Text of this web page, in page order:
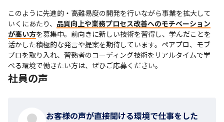
このように先進的・高難易度の開発を行いながら事業を拡大して
いくにあたり、 品質向上や業務プロセス改善へのモチベーション
が高い方を募集中。前向きに新しい技術を習得し、学んだことを
活かした積極的な発言や提案を期待しています。ペアプロ、モブ
プロを取り入れ、習熟者のコーディング技術をリアルタイムで学
べる環境で働きたい方は、ぜひご応募ください。
社員の声
お客様の声が直接聞ける環境で仕事をした